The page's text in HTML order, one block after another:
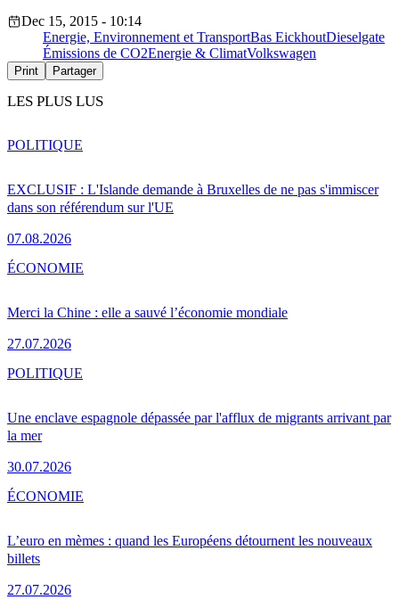
Dec 15, 2015 - 10:14
Energie, Environnement et TransportBas EickhoutDieselgate
Émissions de CO2Energie & ClimatVolkswagen
Print Partager
LES PLUS LUS
EXCLUSIF : L'Islande demande à Bruxelles de ne pas s'immiscer
dans son référendum sur l'UE
07.08.2026
POLITIQUE
Merci la Chine : elle a sauvé l’économie mondiale
27.07.2026
ÉCONOMIE
Une enclave espagnole dépassée par l'afflux de migrants arrivant par
la mer
30.07.2026
POLITIQUE
L’euro en mèmes : quand les Européens détournent les nouveaux
billets
27.07.2026
ÉCONOMIE